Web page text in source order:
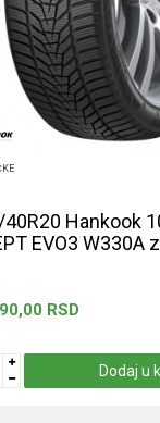
Hankook
EVO3 W330A
RSD
Dodaj u